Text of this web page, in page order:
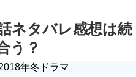
ネタバレ感想は続
う？
年冬ドラマ